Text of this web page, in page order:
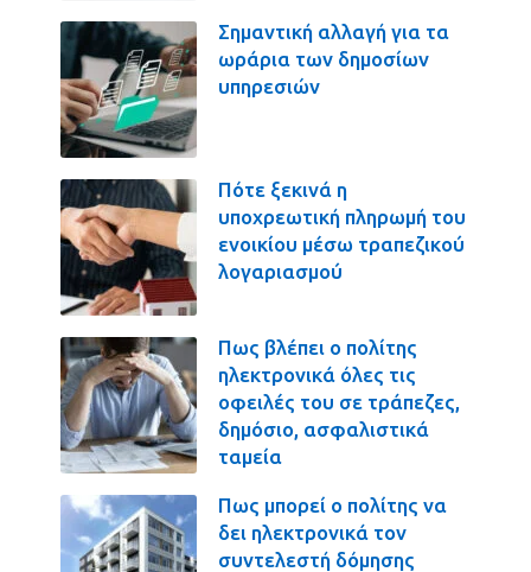
Σημαντική αλλαγή για τα
ωράρια των δημοσίων
υπηρεσιών
Πότε ξεκινά η
υποχρεωτική πληρωμή του
ενοικίου μέσω τραπεζικού
λογαριασμού
Πως βλέπει ο πολίτης
ηλεκτρονικά όλες τις
οφειλές του σε τράπεζες,
δημόσιο, ασφαλιστικά
ταμεία
Πως μπορεί ο πολίτης να
δει ηλεκτρονικά τον
συντελεστή δόμησης